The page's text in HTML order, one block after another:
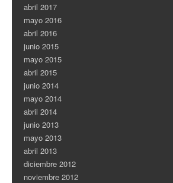
abril 2017
mayo 2016
abril 2016
junio 2015
mayo 2015
abril 2015
junio 2014
mayo 2014
abril 2014
junio 2013
mayo 2013
abril 2013
diciembre 2012
noviembre 2012